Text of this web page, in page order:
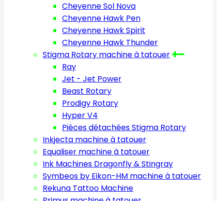
Cheyenne Sol Nova
Cheyenne Hawk Pen
Cheyenne Hawk Spirit
Cheyenne Hawk Thunder
Stigma Rotary machine à tatouer
Ray
Jet - Jet Power
Beast Rotary
Prodigy Rotary
Hyper V4
Pièces détachées Stigma Rotary
Inkjecta machine à tatouer
Equaliser machine à tatouer
Ink Machines Dragonfly & Stingray
Symbeos by Eikon-HM machine à tatouer
Rekuna Tattoo Machine